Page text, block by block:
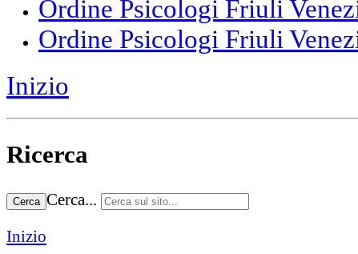
Ordine Psicologi Friuli
Ordine Psicologi Friuli
Inizio
Ricerca
Cerca Cerca...
Inizio